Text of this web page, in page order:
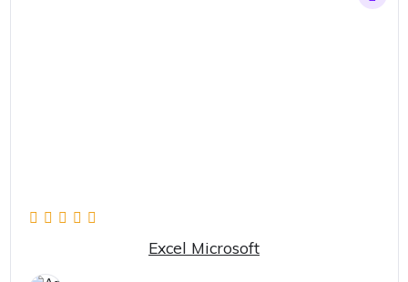
Excel Microsoft